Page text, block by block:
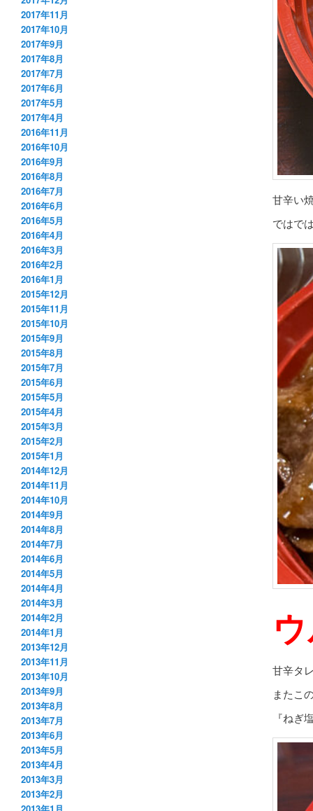
甘辛い
ではで
甘辛タ
またこ
『ね
2017年11月
2017年10月
2017年9月
2017年8月
2017年7月
2017年6月
2017年5月
2017年4月
2016年11月
2016年10月
2016年9月
2016年8月
2016年7月
2016年6月
2016年5月
2016年4月
2016年3月
2016年2月
2016年1月
2015年12月
2015年11月
2015年10月
2015年9月
2015年8月
2015年7月
2015年6月
2015年5月
2015年4月
2015年3月
2015年2月
2015年1月
2014年12月
2014年11月
2014年10月
2014年9月
2014年8月
2014年7月
2014年6月
2014年5月
2014年4月
2014年3月
2014年2月
2014年1月
2013年12月
2013年11月
2013年10月
2013年9月
2013年8月
2013年7月
2013年6月
2013年5月
2013年4月
2013年3月
2013年2月